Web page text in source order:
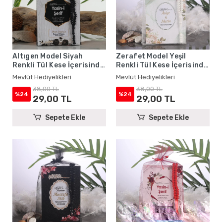
Altıgen Model Siyah
Renkli Tül Kese İçerisinde
Yasin Kitabı ve Tesbih -
Mevlüt Hediyelikleri
Mevlüt Hediyelikleri
%24
38,00 TL
29,00 TL
Sepete Ekle
Zerafet Model Yeşil
Renkli Tül Kese İçerisinde
Yasin Kitabı ve Tesbih -
Mevlüt Hediyelikleri
Mevlüt Hediyelikleri
%24
38,00 TL
29,00 TL
Sepete Ekle